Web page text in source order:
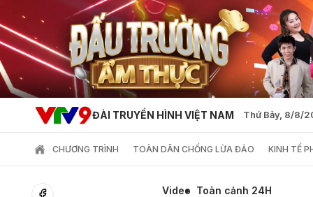
ĐÀI TRUYỀN HÌNH VIỆT NAM Thứ Bảy, 8/8/
CHƯƠNG TRÌNH TOÀN DÂN CHỐNG LỪA ĐẢO KINH TẾ
Video Toàn cảnh 24H